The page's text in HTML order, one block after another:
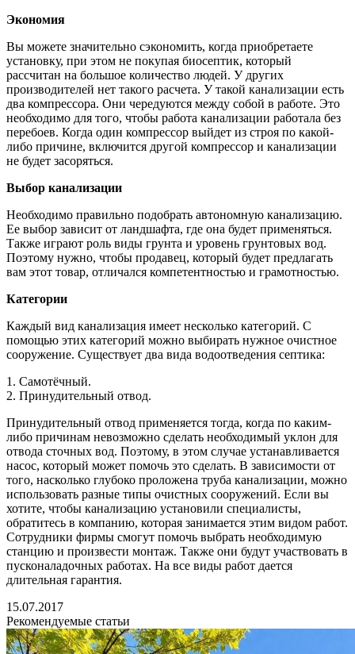
Экономия
Вы можете значительно сэкономить, когда приобретаете
установку, при этом не покупая биосептик, который
рассчитан на большое количество людей. У других
производителей нет такого расчета. У такой канализации есть
два компрессора. Они чередуются между собой в работе. Это
необходимо для того, чтобы работа канализации работала без
перебоев. Когда один компрессор выйдет из строя по какой-
либо причине, включится другой компрессор и канализации
не будет засоряться.
Выбор канализации
Необходимо правильно подобрать автономную канализацию.
Ее выбор зависит от ландшафта, где она будет применяться.
Также играют роль виды грунта и уровень грунтовых вод.
Поэтому нужно, чтобы продавец, который будет предлагать
вам этот товар, отличался компетентностью и грамотностью.
Категории
Каждый вид канализация имеет несколько категорий. С
помощью этих категорий можно выбирать нужное очистное
сооружение. Существует два вида водоотведения септика:
1. Самотёчный.
2. Принудительный отвод.
Принудительный отвод применяется тогда, когда по каким-
либо причинам невозможно сделать необходимый уклон для
отвода сточных вод. Поэтому, в этом случае устанавливается
насос, который может помочь это сделать. В зависимости от
того, насколько глубоко проложена труба канализации, можно
использовать разные типы очистных сооружений. Если вы
хотите, чтобы канализацию установили специалисты,
обратитесь в компанию, которая занимается этим видом работ.
Сотрудники фирмы смогут помочь выбрать необходимую
станцию и произвести монтаж. Также они будут участвовать в
пусконаладочных работах. На все виды работ дается
длительная гарантия.
15.07.2017
Рекомендуемые статьи